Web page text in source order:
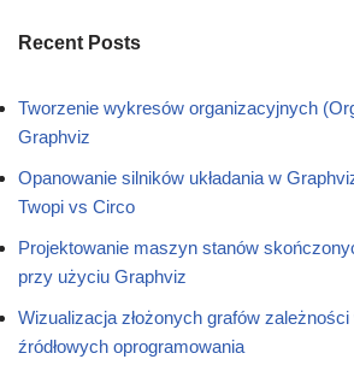
Recent Posts
Tworzenie wykresów organizacyjnych
Graphviz
Opanowanie silników układania w
Twopi vs Circo
Projektowanie maszyn stanów
przy użyciu Graphviz
Wizualizacja złożonych grafów
źródłowych oprogramowania